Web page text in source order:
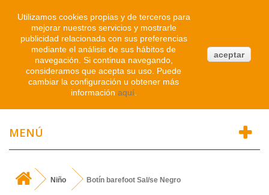
Atendemos WhatsApp
91 214 1542
MENÚ
Niño Botín barefoot Sal/se Negro
Utilizamos cookies propias y de terceros para
mejorar nuestros servicios y mostrarle
publicidad relacionada con sus preferencias
mediante el análisis de sus hábitos de
navegación. Si continua navegando,
consideramos que acepta su uso. Puede
cambiar la configuración u obtener más
información aquí.
aceptar